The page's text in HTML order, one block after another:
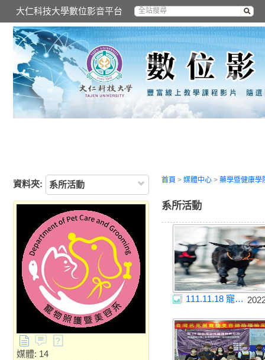
大仁科技大學數位影音平台
資料夾: 系所活動
媒體: 14
首頁 > 媒體中心 > 藥學暨健康學
系所活動
111.11.18 寵物黑山羊復育基地